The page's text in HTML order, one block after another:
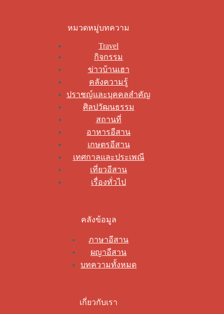
หมวดหมู่บทความ
Travel
กิจกรรม
ข่าวบ้านเฮา
คลังความรู้
ปราชญ์และบุคคลสำคัญ
ศิลปวัฒนธรรม
สถานที่
อาหารอีสาน
เกษตรอีสาน
เทศกาลและประเพณี
เที่ยวอีสาน
เรื่องทั่วไป
คลังข้อมูล
ภาษาอีสาน
ผญาอีสาน
บทความทั้งหมด
เกี่ยวกับเรา